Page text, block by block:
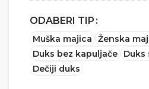
ODABERI TIP
Muška majica Ženska
Duks bez kapuljače
Duks
Dečiji duks